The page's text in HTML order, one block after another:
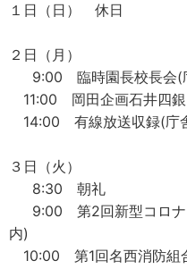
１日（日） 休日
２日（月）
9:00 臨時園長校長会(
11:00 岡田企画石井四銀
14:00 有線放送収録(庁
３日（火）
8:30 朝礼
9:00 第2回新型コロナ
内)
10:00 第1回名西消防組